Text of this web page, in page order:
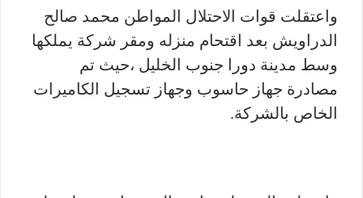
واعتقلت قوات الاحتلال المواطن محمد صالح
الدراويش بعد اقتحام منزله ومقر شركة يملكها
وسط مدينة دورا جنوب الخليل ،حيث تم
مصادرة جهاز حاسوب وجهاز تسجيل الكاميرات
الخاص بالشركة.